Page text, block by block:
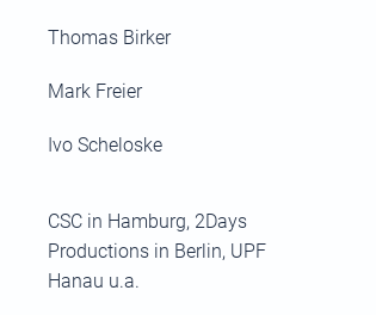
Thomas Birker
Mark Freier
Ivo Scheloske
CSC in Hamburg, 2Days
Productions in Berlin, UPF
Hanau u.a.